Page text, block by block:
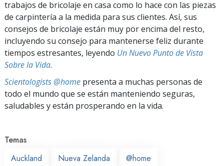
trabajos de bricolaje en casa como lo hace con las piezas
de carpintería a la medida para sus clientes. Así, sus
consejos de bricolaje están muy por encima del resto,
incluyendo su consejo para mantenerse feliz durante
tiempos estresantes, leyendo Un Nuevo Punto de Vista
Sobre la Vida.
Scientologists @home presenta a muchas personas de
todo el mundo que se están manteniendo seguras,
saludables y están prosperando en la vida.
Temas
Auckland
Nueva Zelanda @home